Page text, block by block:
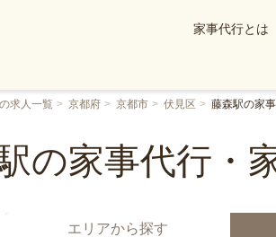
家事代行とは
求人一覧 京都府 京都市 伏見区 藤森駅の家
の家事代行・
エリアから探す